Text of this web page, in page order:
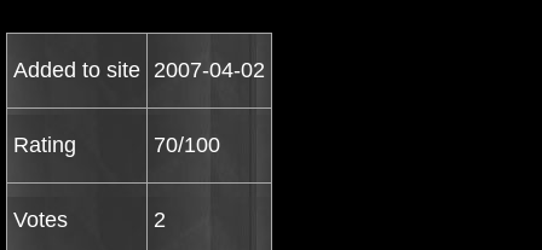
Added to site 2007-04-02
Rating 70/100
Votes 2